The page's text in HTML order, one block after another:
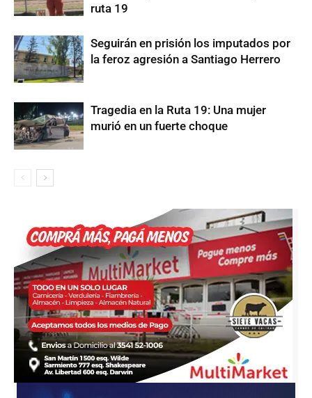
ruta 19
Seguirán en prisión los imputados por
la feroz agresión a Santiago Herrero
Tragedia en la Ruta 19: Una mujer
murió en un fuerte choque